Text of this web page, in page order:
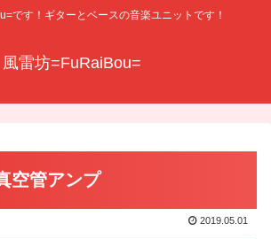
です！ギターとベースの音楽ユニットです！
風雷坊=FuRaiBou=
空管アンプ
2019.05.01